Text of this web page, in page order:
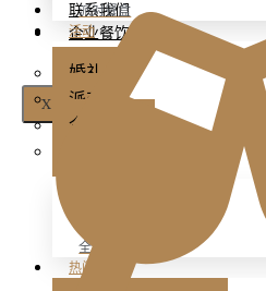
联系我们
企业餐饮服务
X
派对餐盒
活动
婚礼
派对
企业活动
全部活动
热门场地